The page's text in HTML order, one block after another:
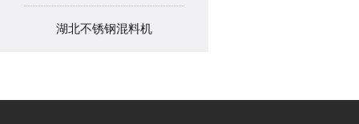
湖北不锈钢混料机